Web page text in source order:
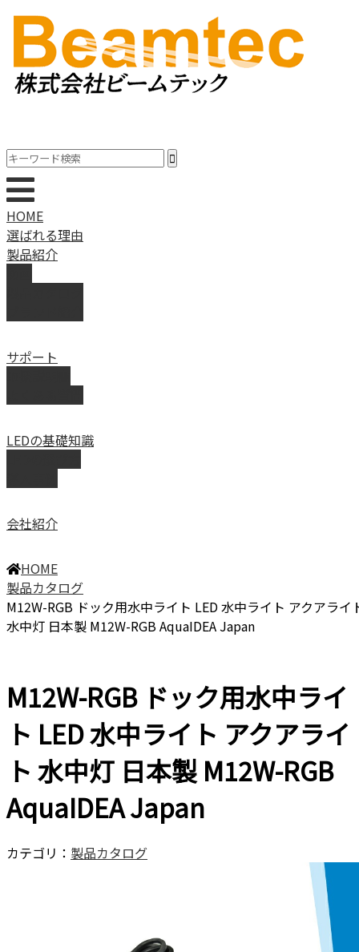
HOME
選ばれる理由
製品紹介
サポート
LEDの基礎知識
会社紹介
HOME
製品カタログ
M12W-RGB ドック用水中ライト LED 水中ライト アクアライ
水中灯 日本製 M12W-RGB AquaIDEA Japan
M12W-RGB ドック用水中ライ
ト LED 水中ライト アクアライ
ト 水中灯 日本製 M12W-RGB
AquaIDEA Japan
カテゴリ： 製品カタログ